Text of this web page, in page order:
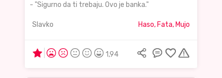
- "Sigurno da ti trebaju. Ovo je banka."
Slavko Haso, Fata, Mujo
1,94